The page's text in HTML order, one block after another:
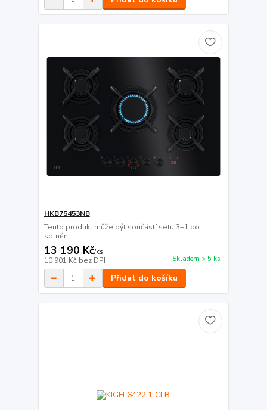
HKB75453NB
Tento produkt může být součástí setu 3+1 po
splněn...
13 190 Kč/ks
10 901 Kč bez DPH Skladem > 5 ks
Přidat do košíku